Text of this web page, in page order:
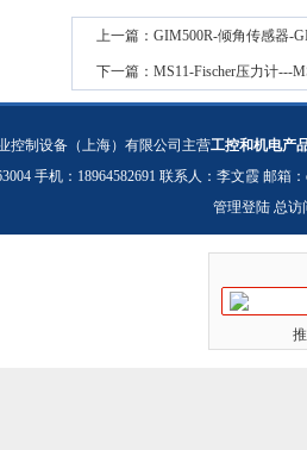
上一篇： GIM500R-倾角传感器-
下一篇： MS11-Fischer压力计---
控制设备（上海）有限公司主营工控和机电产
手机：18964582691 联系人：李文霞 邮箱：
管理登陆 总访